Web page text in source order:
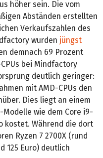
höher sein. Die vom
Abständen erstellten
Verkaufszahlen des
wurden jüngst
demnach 69 Prozent
bei Mindfactory
deutlich geringer:
mit AMD-CPUs den
Dies liegt an einem
wie dem Core i9-
kostet. Während die dort
Ryzen 7 2700X (rund
125 Euro) deutlich